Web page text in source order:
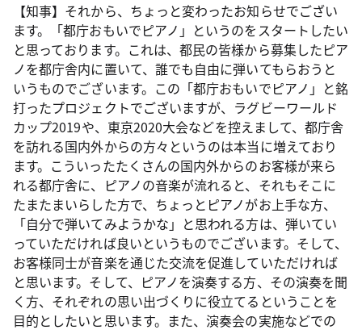
【知事】それから、ちょっと変わったお知らせでござい
ます。「都庁おもいでピアノ」というのをスタートしたい
と思っております。これは、都民の皆様から募集したピア
ノを都庁舎内に置いて、誰でも自由に弾いてもらおうと
いうものでございます。この「都庁おもいでピアノ」と銘
打ったプロジェクトでございますが、ラグビーワールド
カップ2019や、東京2020大会などを控えまして、都庁舎
を訪れる国内外からの方々というのは本当に増えており
ます。こういったたくさんの国内外からのお客様が来ら
れる都庁舎に、ピアノの音楽が流れると、それもそこに
たまたまいらした方で、ちょっとピアノがお上手な方、
「自分で弾いてみようかな」と思われる方は、弾いてい
っていただければ良いというものでございます。そして、
お客様同士が音楽を通じた交流を促進していただければ
と思います。そして、ピアノを演奏する方、その演奏を聞
く方、それぞれの思い出づくりに役立てるということを
目的としたいと思います。また、演奏会の実施などでの